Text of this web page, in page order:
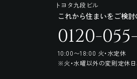
トヨタ九段ビル
これから住まいをご検討
0120-
10:00〜18:00 火・水定休
※火・水曜以外の変則定休日